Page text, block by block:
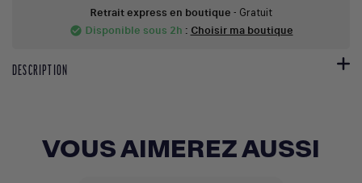
Retrait express en boutique - Gratuit
check_circle Disponible sous 2h : Choisir ma boutique
DESCRIPTION
VOUS AIMEREZ AUSSI